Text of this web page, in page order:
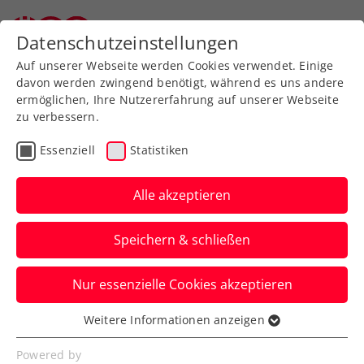
Zurück zur Newsübersicht
Ausbildung
Jürgens beste
Tennistipps – Teil 4: Der
Rückhandslice
ÖTV-Sportdirektor Jürgen Melzer zeigt
euch mit ÖTV-Ausbildungsreferent Harald
Mair die richtige Technik.
Verfasst von: Manuel Wachta, 26.06.2024
Datenschutzeinstellungen
Auf unserer Webseite werden Cookies verwendet. Einige
davon werden zwingend benötigt, während es uns andere
ermöglichen, Ihre Nutzererfahrung auf unserer Webseite
zu verbessern.
Essenziell Statistiken
Alle akzeptieren
Speichern & schließen
Nur essenzielle Cookies akzeptieren
Essenziell
Essenzielle Cookies werden für grundlegende
Weitere Informationen anzeigen
Powered by